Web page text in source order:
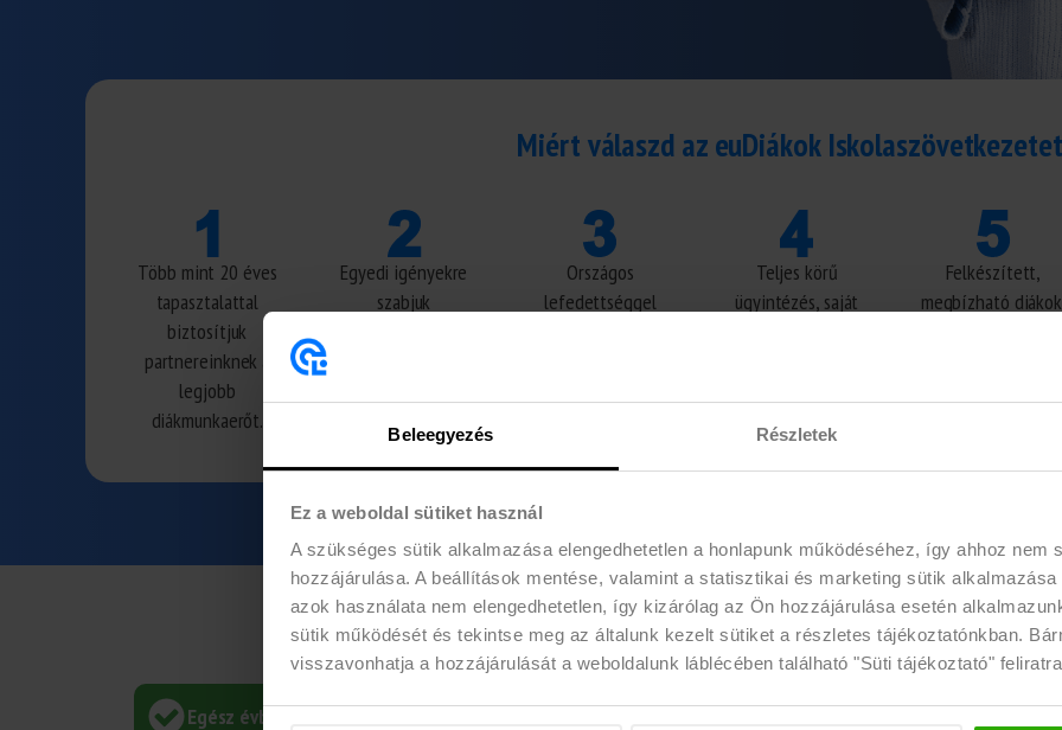
Beleegyezés Részletek
Ez a weboldal sütiket használ
A szükséges sütik alkalmazása elengedhetetlen a honlapunk működéséhez, így ahhoz nem
hozzájárulása. A beállítások mentése, valamint a statisztikai és marketing sütik
azok használata nem elengedhetetlen, így kizárólag az Ön hozzájárulása esetén
sütik működését és tekintse meg az általunk kezelt sütiket a részletes tájékoztatónkban.
visszavonhatja a hozzájárulását a weboldalunk láblécében található "Süti tájékoztató"
Miért válaszd az euDiákok
Több mint 20 éves
tapasztalattal
biztosítjuk
partnereinknek a
legjobb
diákmunkaerőt.
Egyedi igényekre
szabjuk
Országos
lefedettséggel
Teljes körű
ügyintézés, saját
Felkészített,
megbízható
Szolgáltatásaink előnyei
Egész évben tudunk diákot biztosítani cége számára rövid- és hosszútávon bármilyen időszakra –